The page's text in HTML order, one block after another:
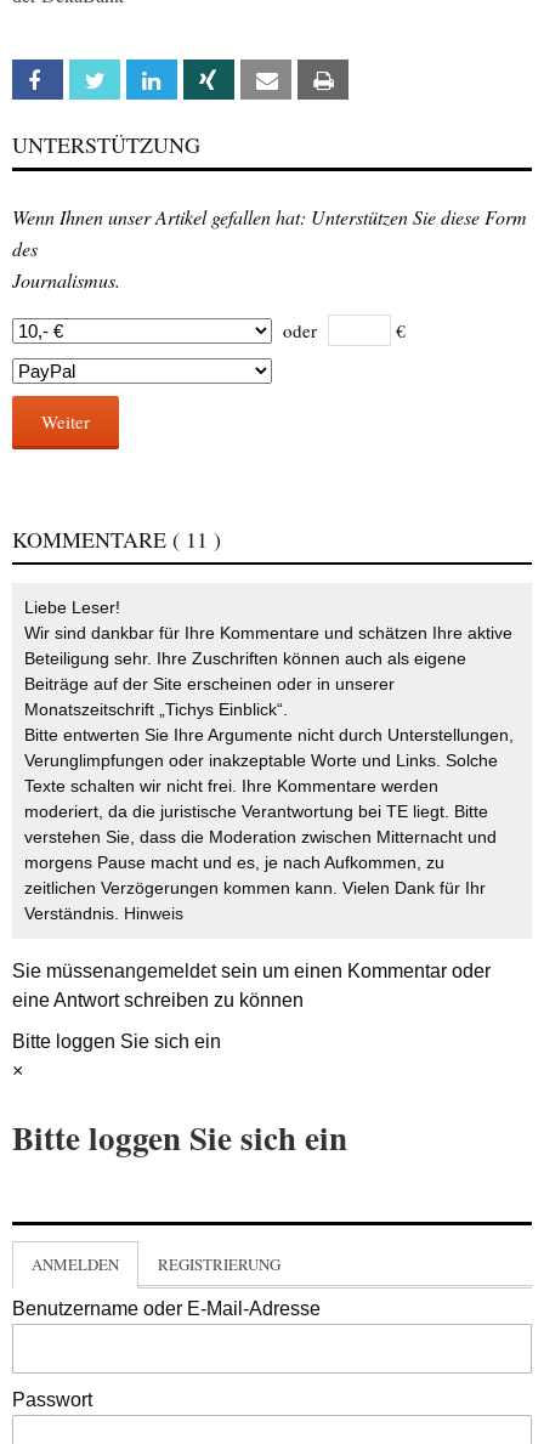
Facebook Twitter Linkedin Xing Email
UNTERSTÜTZUNG
Wenn Ihnen unser Artikel gefallen hat: Unterstützen Sie diese Form
des
Journalismus.
oder €
Weiter
KOMMENTARE ( 11 )
Liebe Leser!
Wir sind dankbar für Ihre Kommentare und schätzen Ihre aktive
Beteiligung sehr. Ihre Zuschriften können auch als eigene
Beiträge auf der Site erscheinen oder in unserer
Monatszeitschrift „Tichys Einblick“.
Bitte entwerten Sie Ihre Argumente nicht durch Unterstellungen,
Verunglimpfungen oder inakzeptable Worte und Links. Solche
Texte schalten wir nicht frei. Ihre Kommentare werden
moderiert, da die juristische Verantwortung bei TE liegt. Bitte
verstehen Sie, dass die Moderation zwischen Mitternacht und
morgens Pause macht und es, je nach Aufkommen, zu
zeitlichen Verzögerungen kommen kann. Vielen Dank für Ihr
Verständnis. Hinweis
Sie müssenangemeldetsein um einen Kommentar oder
eine Antwort schreiben zu können
Bitte loggen Sie sich ein
×
Bitte loggen Sie sich ein
ANMELDEN REGISTRIERUNG
Benutzername oder E-Mail-Adresse
Passwort